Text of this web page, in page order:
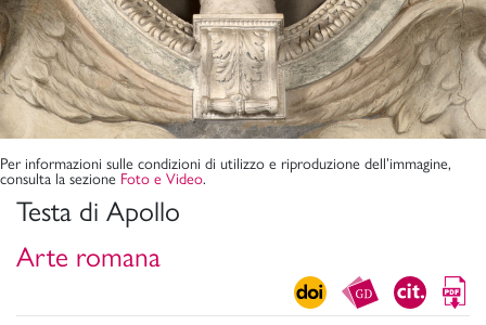
Testa di Apollo
Arte romana
Per informazioni sulle condizioni di utilizzo e riproduzione dell’immagine,
consulta la sezione Foto e Video.